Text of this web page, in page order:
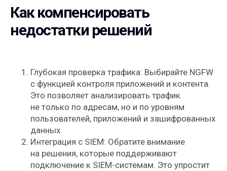
Как компенсировать
недостатки решений
Глубокая проверка трафика: Выбирайте NGFW
с функцией контроля приложений и контента.
Это позволяет анализировать трафик
не только по адресам, но и по уровням
пользователей, приложений и зашифрованных
данных.
Интеграция с SIEM: Обратите внимание
на решения, которые поддерживают
подключение к SIEM-системам. Это упростит